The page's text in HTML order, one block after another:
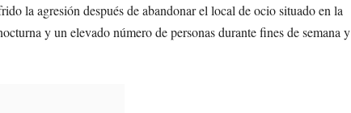
la agresión después de abandonar el local de ocio situado en la
y un elevado número de personas durante fines de semana y